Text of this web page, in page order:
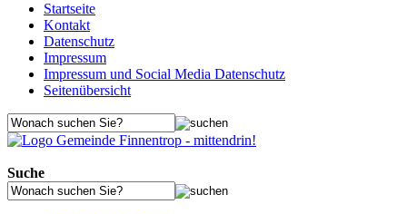
Startseite
Kontakt
Datenschutz
Impressum
Impressum und Social Media Datenschutz
Seitenübersicht
Suche